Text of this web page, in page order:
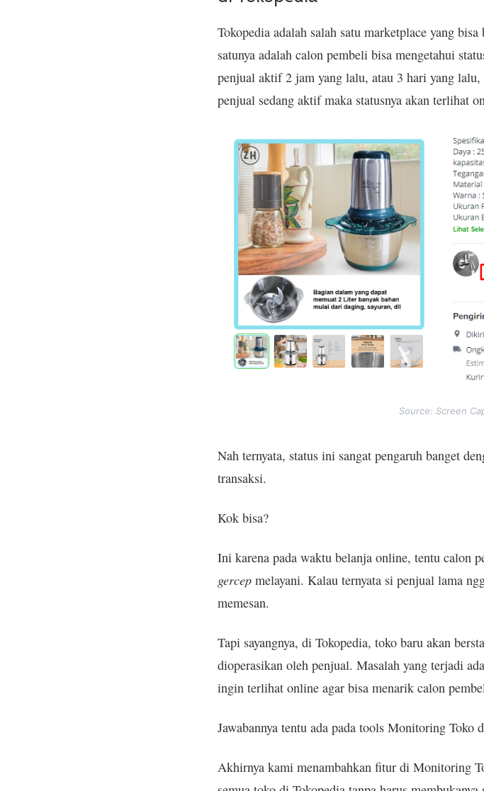
Tokopedia adalah salah satu marketplace yang
satunya adalah calon pembeli bisa mengetahui
penjual aktif 2 jam yang lalu, atau 3 hari yang
penjual sedang aktif maka statusnya akan terlihat
Source: Screen
Nah ternyata, status ini sangat pengaruh banget
transaksi.
Kok bisa?
Ini karena pada waktu belanja online, tentu calon
gercep melayani. Kalau ternyata si penjual lama
memesan.
Tapi sayangnya, di Tokopedia, toko baru akan
dioperasikan oleh penjual. Masalah yang terjadi
ingin terlihat online agar bisa menarik calon
Jawabannya tentu ada pada tools Monitoring Toko
Akhirnya kami menambahkan fitur di Monitoring